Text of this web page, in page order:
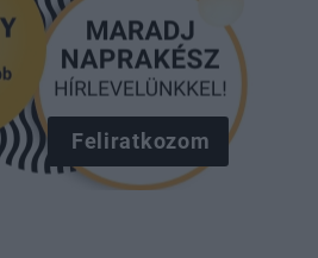
Feliratkozom